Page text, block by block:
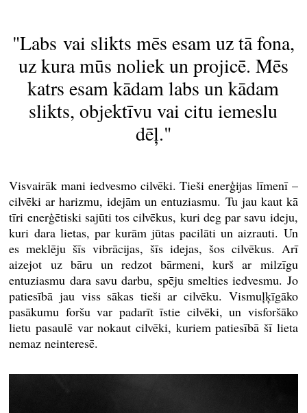
"Labs vai slikts mēs esam uz tā fona,
uz kura mūs noliek un projicē. Mēs
katrs esam kādam labs un kādam
slikts, objektīvu vai citu iemeslu
dēļ."
Visvairāk mani iedvesmo cilvēki. Tieši enerģijas līmenī –
cilvēki ar harizmu, idejām un entuziasmu. Tu jau kaut kā
tīri enerģētiski sajūti tos cilvēkus, kuri deg par savu ideju,
kuri dara lietas, par kurām jūtas pacilāti un aizrauti. Un
es meklēju šīs vibrācijas, šīs idejas, šos cilvēkus. Arī
aizejot uz bāru un redzot bārmeni, kurš ar milzīgu
entuziasmu dara savu darbu, spēju smelties iedvesmu. Jo
patiesībā jau viss sākas tieši ar cilvēku. Vismuļķīgāko
pasākumu foršu var padarīt īstie cilvēki, un visforšāko
lietu pasaulē var nokaut cilvēki, kuriem patiesībā šī lieta
nemaz neinteresē.